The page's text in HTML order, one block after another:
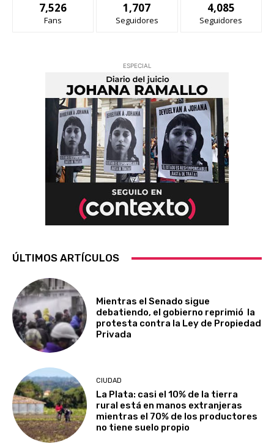
7,526
Fans
1,707
Seguidores
4,085
Seguidores
ESPECIAL
ÚLTIMOS ARTÍCULOS
Mientras el Senado sigue
debatiendo, el gobierno reprimió la
protesta contra la Ley de Propiedad
Privada
CIUDAD
La Plata: casi el 10% de la tierra
rural está en manos extranjeras
mientras el 70% de los productores
no tiene suelo propio